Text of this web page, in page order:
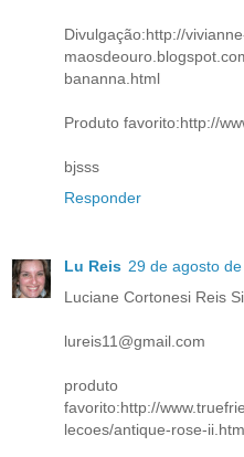
Divulgação:http://
bananna.html
Produto favorito:http://
bjsss
Responder
Lu Reis 29 de agosto
Luciane Cortonesi Reis
lureis11@gmail.com
produto
favorito:http://
lecoes/antique-rose-